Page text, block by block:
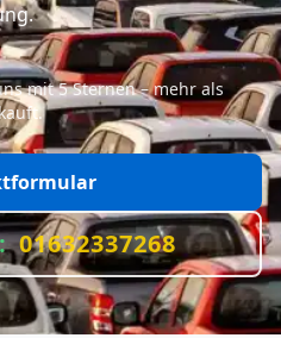
mit 5 Sternen – mehr als
01632337268